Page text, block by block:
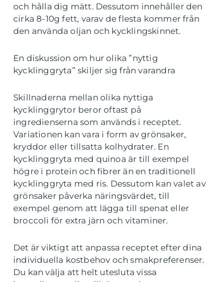
och hålla dig mätt. Dessutom innehåller den
cirka 8-10g fett, varav de flesta kommer från
den använda oljan och kycklingskinnet.
En diskussion om hur olika ”nyttig
kycklinggryta” skiljer sig från varandra
Skillnaderna mellan olika nyttiga
kycklinggrytor beror oftast på
ingredienserna som används i receptet.
Variationen kan vara i form av grönsaker,
kryddor eller tillsatta kolhydrater. En
kycklinggryta med quinoa är till exempel
högre i protein och fibrer än en traditionell
kycklinggryta med ris. Dessutom kan valet av
grönsaker påverka näringsvärdet, till
exempel genom att lägga till spenat eller
broccoli för extra järn och vitaminer.
Det är viktigt att anpassa receptet efter dina
individuella kostbehov och smakpreferenser.
Du kan välja att helt utesluta vissa